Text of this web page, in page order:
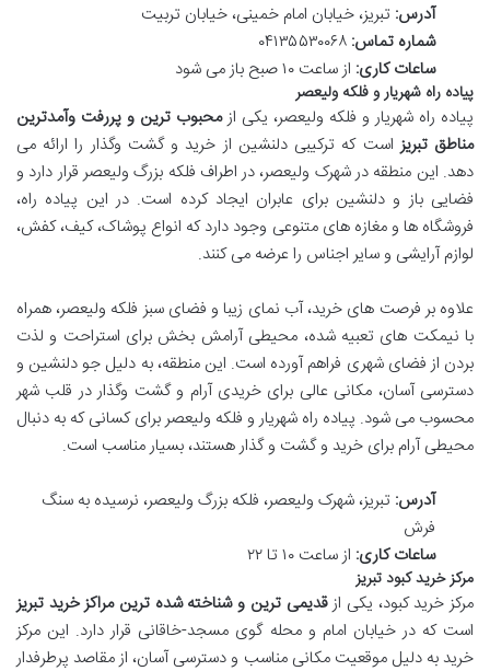
آدرس: تبریز، خیابان امام خمینی، خیابان تربیت
شماره تماس:
ساعات کاری: از ساعت ۱۰ صبح باز می شود
پیاده راه شهریار و فلکه ولیعصر
پیاده راه شهریار و فلکه ولیعصر، یکی ازمحبوب ترین و پررفت وآمدترین
مناطق تبریزاست که ترکیبی دلنشین از خرید و گشت وگذار را ارائه می
دهد. این منطقه در شهرک ولیعصر، در اطراف فلکه بزرگ ولیعصر قرار دارد و
فضایی باز و دلنشین برای عابران ایجاد کرده است. در این پیاده راه،
فروشگاه ها و مغازه های متنوعی وجود دارد که انواع پوشاک، کیف، کفش،
لوازم آرایشی و سایر اجناس را عرضه می کنند.
علاوه بر فرصت های خرید، آب نمای زیبا و فضای سبز فلکه ولیعصر، همراه
با نیمکت های تعبیه شده، محیطی آرامش بخش برای استراحت و لذت
بردن از فضای شهری فراهم آورده است. این منطقه، به دلیل جو دلنشین و
دسترسی آسان، مکانی عالی برای خریدی آرام و گشت وگذار در قلب شهر
محسوب می شود. پیاده راه شهریار و فلکه ولیعصر برای کسانی که به دنبال
محیطی آرام برای خرید و گشت و گذار هستند، بسیار مناسب است.
آدرس: تبریز، شهرک ولیعصر، فلکه بزرگ ولیعصر، نرسیده به سنگ
فرش
ساعات کاری: از ساعت ۱۰ تا ۲۲
مرکز خرید کبود تبریز
مرکز خرید کبود، یکی ازقدیمی ترین و شناخته شده ترین مراکز خرید تبریز
است که در خیابان امام و محله گوی مسجد-خاقانی قرار دارد. این مرکز
خرید به دلیل موقعیت مکانی مناسب و دسترسی آسان، از مقاصد پرطرفدار